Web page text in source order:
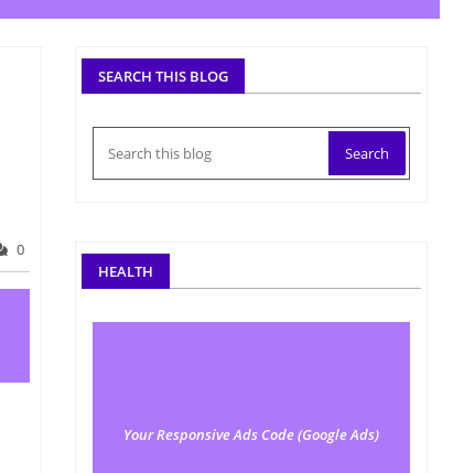
0
SEARCH THIS BLOG
HEALTH
Your Responsive Ads Code (Google Ads)